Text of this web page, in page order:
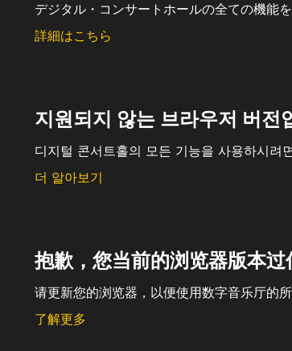
デジタル・コンサートホールの全ての機能
詳細はこちら
지원되지 않는 브라우저 버전
디지털 콘서트홀의 모든 기능을 사용하시려
더 알아보기
抱歉，您当前的浏览器版本过
请更新您的浏览器，以便使用数字音乐厅的所
了解更多